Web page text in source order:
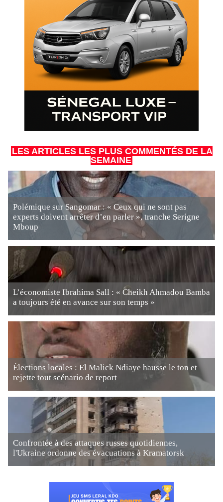
LES ARTICLES LES PLUS COMMENTÉS DE LA
SEMAINE
Polémique sur Sangomar : « Ceux qui ne sont pas
experts doivent arrêter d’en parler », tranche Serigne
Mboup
L’économiste Ibrahima Sall : « Cheikh Ahmadou Bamba
a toujours été en avance sur son temps »
Élections locales : El Malick Ndiaye hausse le ton et
rejette tout scénario de report
Confrontée à des attaques russes quotidiennes,
l'Ukraine ordonne des évacuations à Kramatorsk